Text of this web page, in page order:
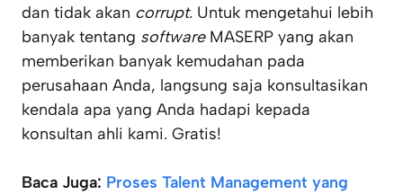
dan tidak akan corrupt. Untuk mengetahui lebih
banyak tentang softwareMASERP yang akan
memberikan banyak kemudahan pada
perusahaan Anda, langsung saja konsultasikan
kendala apa yang Anda hadapi kepada
konsultan ahli kami. Gratis!
Baca Juga: Proses Talent Management yang